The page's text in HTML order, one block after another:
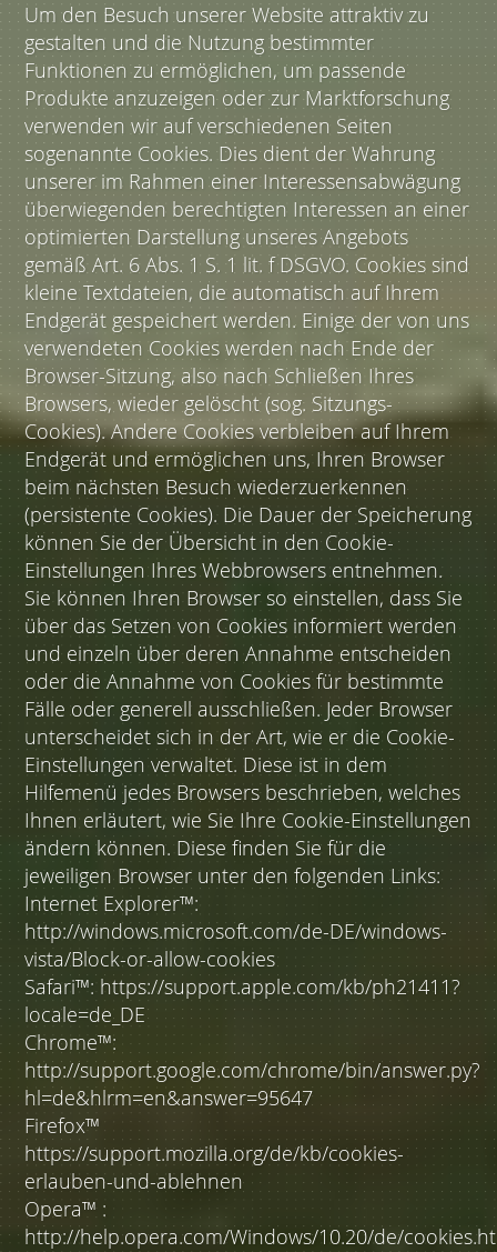
Um den Besuch unserer Website attraktiv zu
gestalten und die Nutzung bestimmter
Funktionen zu ermöglichen, um passende
Produkte anzuzeigen oder zur Marktforschung
verwenden wir auf verschiedenen Seiten
sogenannte Cookies. Dies dient der Wahrung
unserer im Rahmen einer Interessensabwägung
überwiegenden berechtigten Interessen an einer
optimierten Darstellung unseres Angebots
gemäß Art. 6 Abs. 1 S. 1 lit. f DSGVO. Cookies sind
kleine Textdateien, die automatisch auf Ihrem
Endgerät gespeichert werden. Einige der von uns
verwendeten Cookies werden nach Ende der
Browser-Sitzung, also nach Schließen Ihres
Browsers, wieder gelöscht (sog. Sitzungs-
Cookies). Andere Cookies verbleiben auf Ihrem
Endgerät und ermöglichen uns, Ihren Browser
beim nächsten Besuch wiederzuerkennen
(persistente Cookies). Die Dauer der Speicherung
können Sie der Übersicht in den Cookie-
Einstellungen Ihres Webbrowsers entnehmen.
Sie können Ihren Browser so einstellen, dass Sie
über das Setzen von Cookies informiert werden
und einzeln über deren Annahme entscheiden
oder die Annahme von Cookies für bestimmte
Fälle oder generell ausschließen. Jeder Browser
unterscheidet sich in der Art, wie er die Cookie-
Einstellungen verwaltet. Diese ist in dem
Hilfemenü jedes Browsers beschrieben, welches
Ihnen erläutert, wie Sie Ihre Cookie-Einstellungen
ändern können. Diese finden Sie für die
jeweiligen Browser unter den folgenden Links:
Internet Explorer™:
http://windows.microsoft.com/de-DE/windows-
vista/Block-or-allow-cookies
Safari™: https://support.apple.com/kb/ph21411?
locale=de_DE
Chrome™:
http://support.google.com/chrome/bin/answer.py?
hl=de&hlrm=en&answer=95647
Firefox™
https://support.mozilla.org/de/kb/cookies-
erlauben-und-ablehnen
Opera™ :
http://help.opera.com/Windows/10.20/de/